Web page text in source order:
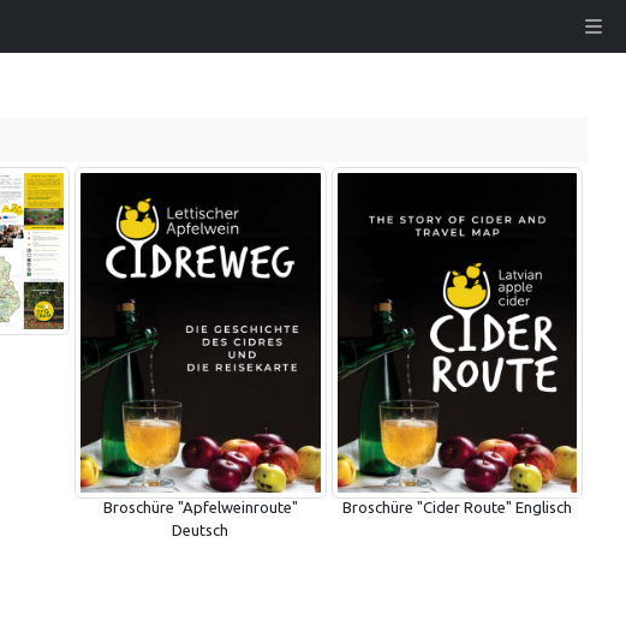
Broschüre "Apfelweinroute"
Deutsch
Broschüre "Cider Route" Englisch